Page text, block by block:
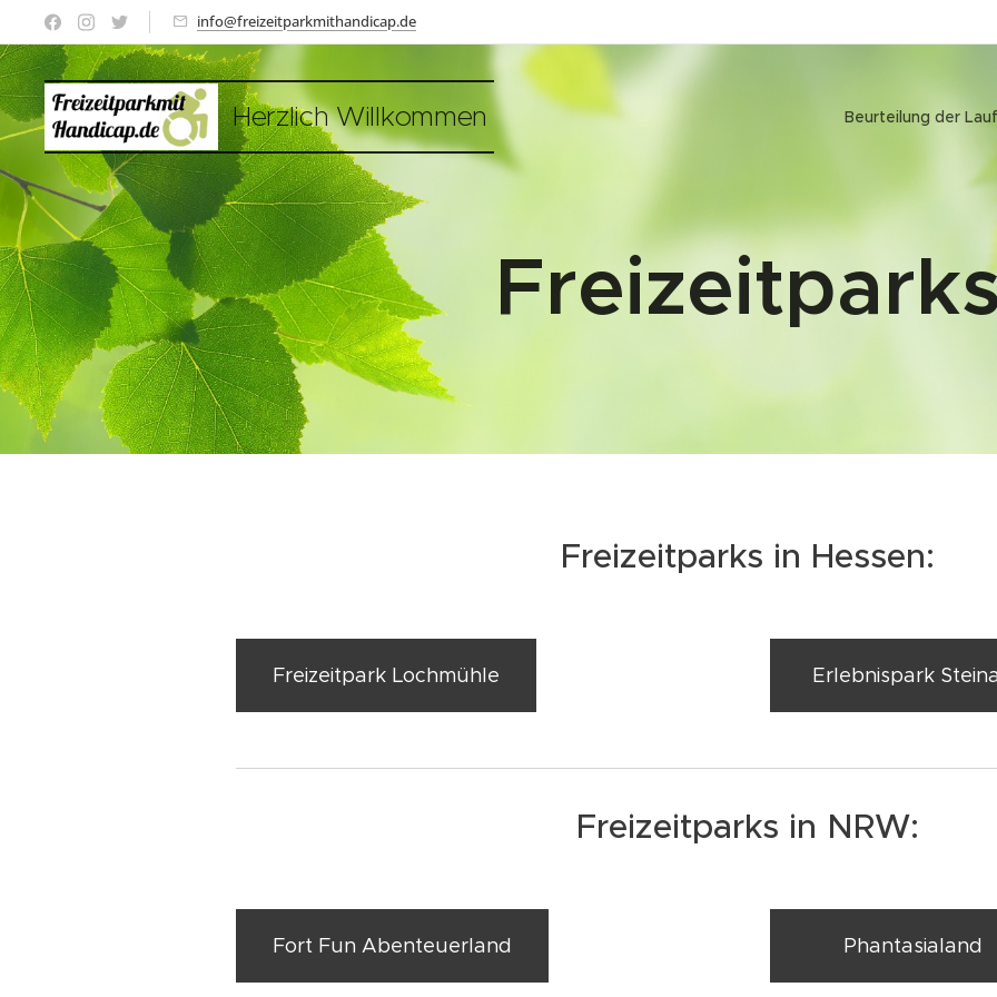
info@freizeitparkmithandicap.de
Herzlich Willkommen Beurteilung der
Freizeitparks in Hessen:
Freizeitpark Lochmühle Erlebnispark
Freizeitparks in NRW:
Fort Fun Abenteuerland Phantasialand